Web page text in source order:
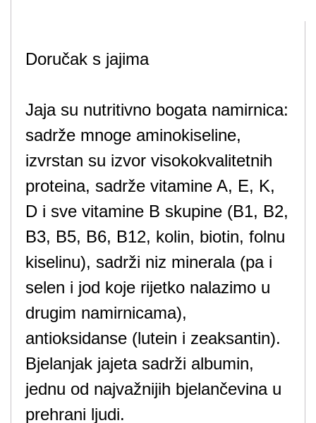
Doručak s jajima
Jaja su nutritivno bogata namirnica:
sadrže mnoge aminokiseline,
izvrstan su izvor visokokvalitetnih
proteina, sadrže vitamine A, E, K,
D i sve vitamine B skupine (B1, B2,
B3, B5, B6, B12, kolin, biotin, folnu
kiselinu), sadrži niz minerala (pa i
selen i jod koje rijetko nalazimo u
drugim namirnicama),
antioksidanse (lutein i zeaksantin).
Bjelanjak jajeta sadrži albumin,
jednu od najvažnijih bjelančevina u
prehrani ljudi.